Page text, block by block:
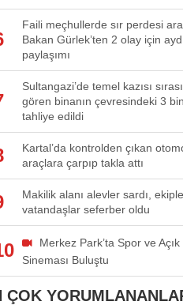
Faili meçhullerde sır perdesi
Bakan Gürlek’ten 2 olay için
paylaşımı
Sultangazi’de temel kazısı
gören binanın çevresindeki 3
tahliye edildi
Kartal’da kontrolden çıkan
araçlara çarpıp takla attı
Makilik alanı alevler sardı,
vatandaşlar seferber oldu
Merkez Park’ta Spor ve Açık
Sineması Buluştu
ÇOK